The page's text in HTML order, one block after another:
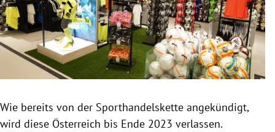
Untermenü
Untermenü
Untermenü
Wie bereits von der Sporthandelskette angekündigt,
wird diese Österreich bis Ende 2023 verlassen.